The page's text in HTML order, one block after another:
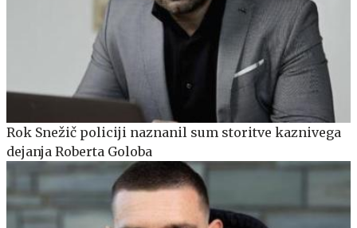
Rok Snežič policiji naznanil sum storitve kaznivega
dejanja Roberta Goloba